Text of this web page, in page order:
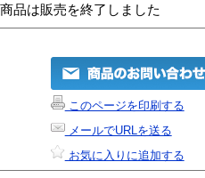
品は販売を終了しました
このページを印刷する
メールでURLを送る
お気に入りに追加する